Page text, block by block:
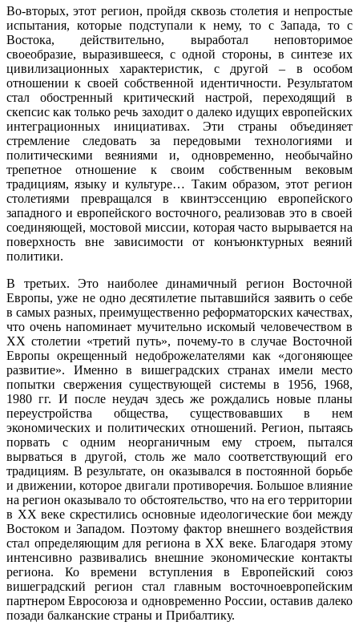
Во-вторых, этот регион, пройдя сквозь столетия и непростые
испытания, которые подступали к нему, то с Запада, то с
Востока, действительно, выработал неповторимое
своеобразие, выразившееся, с одной стороны, в синтезе их
цивилизационных характеристик, с другой – в особом
отношении к своей собственной идентичности. Результатом
стал обостренный критический настрой, переходящий в
скепсис как только речь заходит о далеко идущих европейских
интеграционных инициативах. Эти страны объединяет
стремление следовать за передовыми технологиями и
политическими веяниями и, одновременно, необычайно
трепетное отношение к своим собственным вековым
традициям, языку и культуре… Таким образом, этот регион
столетиями превращался в квинтэссенцию европейского
западного и европейского восточного, реализовав это в своей
соединяющей, мостовой миссии, которая часто вырывается на
поверхность вне зависимости от конъюнктурных веяний
политики.
В третьих. Это наиболее динамичный регион Восточной
Европы, уже не одно десятилетие пытавшийся заявить о себе
в самых разных, преимущественно реформаторских качествах,
что очень напоминает мучительно искомый человечеством в
ХХ столетии «третий путь», почему-то в случае Восточной
Европы окрещенный недоброжелателями как «догоняющее
развитие». Именно в вишеградских странах имели место
попытки свержения существующей системы в 1956, 1968,
1980 гг. И после неудач здесь же рождались новые планы
переустройства общества, существовавших в нем
экономических и политических отношений. Регион, пытаясь
порвать с одним неорганичным ему строем, пытался
вырваться в другой, столь же мало соответствующий его
традициям. В результате, он оказывался в постоянной борьбе
и движении, которое двигали противоречия. Большое влияние
на регион оказывало то обстоятельство, что на его территории
в ХХ веке скрестились основные идеологические бои между
Востоком и Западом. Поэтому фактор внешнего воздействия
стал определяющим для региона в ХХ веке. Благодаря этому
интенсивно развивались внешние экономические контакты
региона. Ко времени вступления в Европейский союз
вишеградский регион стал главным восточноевропейским
партнером Евросоюза и одновременно России, оставив далеко
позади балканские страны и Прибалтику.